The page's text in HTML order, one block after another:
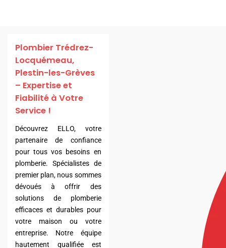
Plombier Trédrez-
Locquémeau,
Plestin-les-Grèves
– Expertise et
Fiabilité à Votre
Service !
Découvrez ELLO, votre
partenaire de confiance
pour tous vos besoins en
plomberie. Spécialistes de
premier plan, nous sommes
dévoués à offrir des
solutions de plomberie
efficaces et durables pour
votre maison ou votre
entreprise. Notre équipe
hautement qualifiée est